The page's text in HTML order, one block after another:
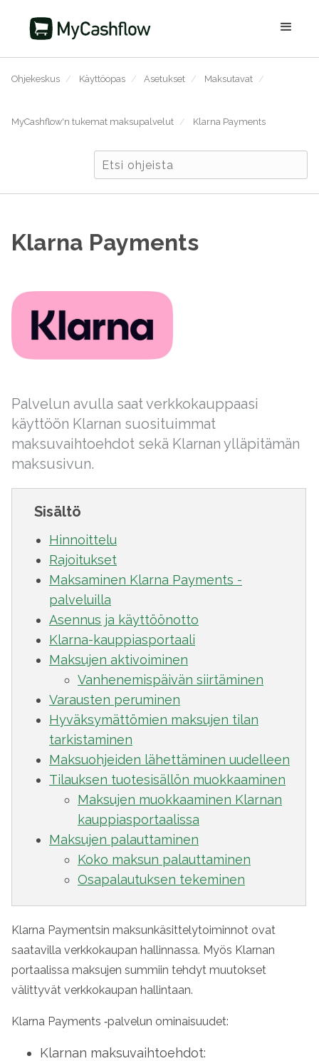
Ohjekeskus / Käyttöopas / Asetukset / Maksutavat /
MyCashflow'n tukemat maksupalvelut / Klarna Payments
Klarna Payments
Palvelun avulla saat verkkokauppaasi
käyttöön Klarnan suosituimmat
maksuvaihtoehdot sekä Klarnan ylläpitämän
maksusivun.
Sisältö
Hinnoittelu
Rajoitukset
Maksaminen Klarna Payments -
palveluilla
Asennus ja käyttöönotto
Klarna-kauppiasportaali
Maksujen aktivoiminen
Vanhenemispäivän siirtäminen
Varausten peruminen
Hyväksymättömien maksujen tilan
tarkistaminen
Maksuohjeiden lähettäminen uudelleen
Tilauksen tuotesisällön muokkaaminen
Maksujen muokkaaminen Klarnan
kauppiasportaalissa
Maksujen palauttaminen
Koko maksun palauttaminen
Osapalautuksen tekeminen
Klarna Paymentsin maksunkäsittelytoiminnot ovat
saatavilla verkkokaupan hallinnassa. Myös Klarnan
portaalissa maksujen summiin tehdyt muutokset
välittyvät verkkokaupan hallintaan.
Klarna Payments ‑palvelun ominaisuudet:
Klarnan maksuvaihtoehdot: